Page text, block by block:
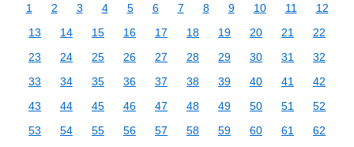
1 2 3 4 5 6 7 8 9 10 11
12
13
14 15 16 17 18 19 20 21
22
23
24 25 26 27 28 29 30 31
32
33
34 35 36 37 38 39 40 41
42
43
44 45 46 47 48 49 50 51
52
53
54 55 56 57 58 59 60 61
62